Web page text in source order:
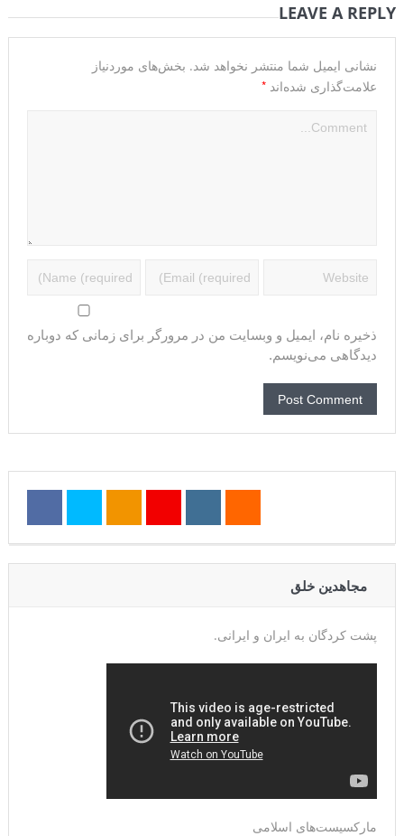
LEAVE A REPLY
نشانی ایمیل شما منتشر نخواهد شد. بخش‌های موردنیاز
علامت‌گذاری شده‌اند *
ذخیره نام، ایمیل و وبسایت من در مرورگر برای زمانی که دوباره
دیدگاهی می‌نویسم.
مجاهدین خلق
پشت کردگان به ایران و ایرانی.
مارکسیست‌های اسلامی